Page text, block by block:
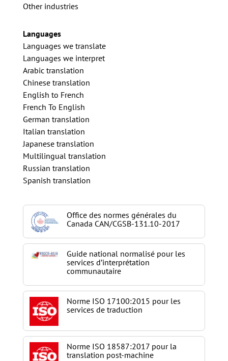
Other industries
Languages
Languages we translate
Languages we interpret
Arabic translation
Chinese translation
English to French
French To English
German translation
Italian translation
Japanese translation
Multilingual translation
Russian translation
Spanish translation
Office des normes générales du
Canada CAN/CGSB-131.10-2017
Guide national normalisé pour les
services d’interprétation
communautaire
Norme ISO 17100:2015 pour les
services de traduction
Norme ISO 18587:2017 pour la
translation post-machine